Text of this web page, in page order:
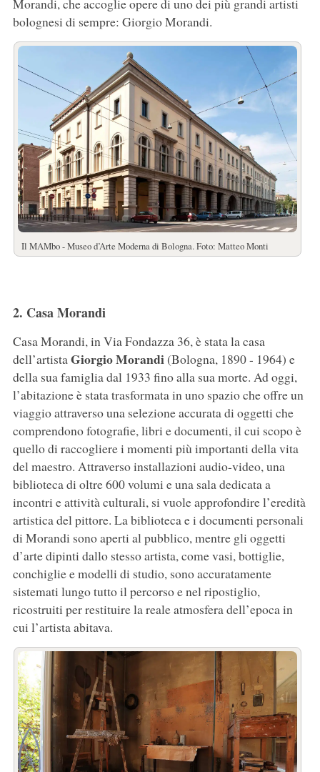
Morandi, che accoglie opere di uno dei più grandi artisti
bolognesi di sempre: Giorgio Morandi.
Il MAMbo - Museo d’Arte Moderna di Bologna. Foto: Matteo Monti
2. Casa Morandi
Casa Morandi, in Via Fondazza 36, è stata la casa
dell’artistaGiorgioMorandi(Bologna, 1890 - 1964) e
della sua famiglia dal 1933 fino alla sua morte. Ad oggi,
l’abitazione è stata trasformata in uno spazio che offre un
viaggio attraverso una selezione accurata di oggetti che
comprendono fotografie, libri e documenti, il cui scopo è
quello di raccogliere i momenti più importanti della vita
del maestro. Attraverso installazioni audio-video, una
biblioteca di oltre 600 volumi e una sala dedicata a
incontri e attività culturali, si vuole approfondire l’eredità
artistica del pittore. La biblioteca e i documenti personali
di Morandi sono aperti al pubblico, mentre gli oggetti
d’arte dipinti dallo stesso artista, come vasi, bottiglie,
conchiglie e modelli di studio, sono accuratamente
sistemati lungo tutto il percorso e nel ripostiglio,
ricostruiti per restituire la reale atmosfera dell’epoca in
cui l’artista abitava.